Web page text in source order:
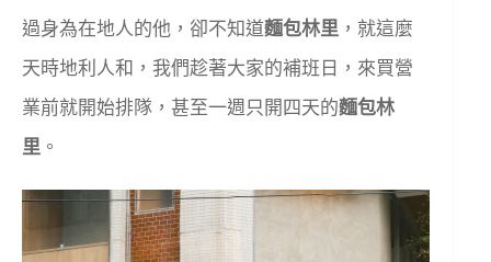
過身為在地人的他，卻不知道麵包林里 ，就這麼
天時地利人和，我們趁著大家的補班日，來買營
業前就開始排隊，甚至一週只開四天的麵包林
里 。